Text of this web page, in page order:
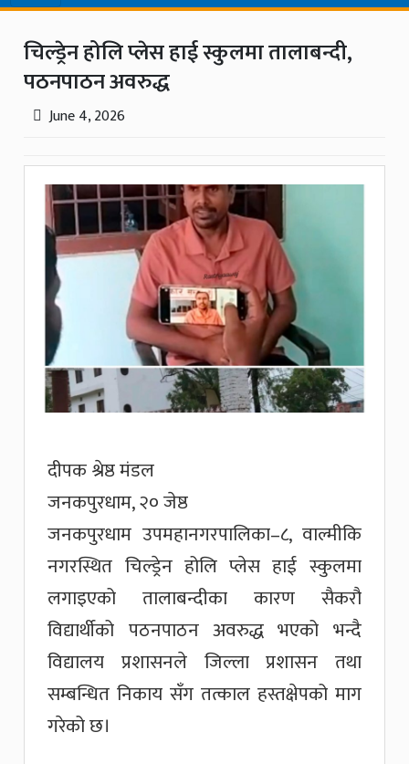
चिल्ड्रेन होलि प्लेस हाई स्कुलमा तालाबन्दी,
पठनपाठन अवरुद्ध
June 4, 2026
दीपक श्रेष्ठ मंडल
जनकपुरधाम, २० जेष्ठ
जनकपुरधाम उपमहानगरपालिका–८, वाल्मीकि
नगरस्थित चिल्ड्रेन होलि प्लेस हाई स्कुलमा
लगाइएको तालाबन्दीका कारण सैकरौ
विद्यार्थीको पठनपाठन अवरुद्ध भएको भन्दै
विद्यालय प्रशासनले जिल्ला प्रशासन तथा
सम्बन्धित निकाय सँग तत्काल हस्तक्षेपको माग
गरेको छ।